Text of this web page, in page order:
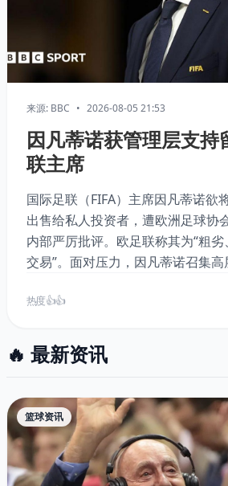
来源: BBC • 2026-08-05 21:53
因凡蒂诺获管理层支持
联主席
国际足联（FIFA）主席因凡蒂诺欲
出售给私人投资者，遭欧洲足球协
内部严厉批评。欧足联称其为“粗
交易”。面对压力，因凡蒂诺召集高
留任主席。
热度 👍👍
🔥 最新资讯
篮球资讯